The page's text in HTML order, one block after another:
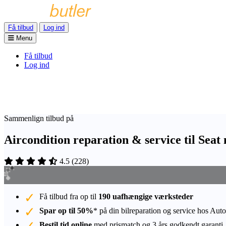
Få tilbud
Log ind
Menu
Få tilbud
Log ind
Sammenlign tilbud på
Aircondition reparation & service til Seat
4.5 (228)
Få tilbud fra op til 190 uafhængige værksteder
Spar op til 50%* på din bilreparation og service hos